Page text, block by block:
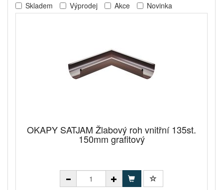
Skladem Výprodej Akce Novinka
OKAPY SATJAM Žlabový roh vnitřní 135st.
150mm grafitový